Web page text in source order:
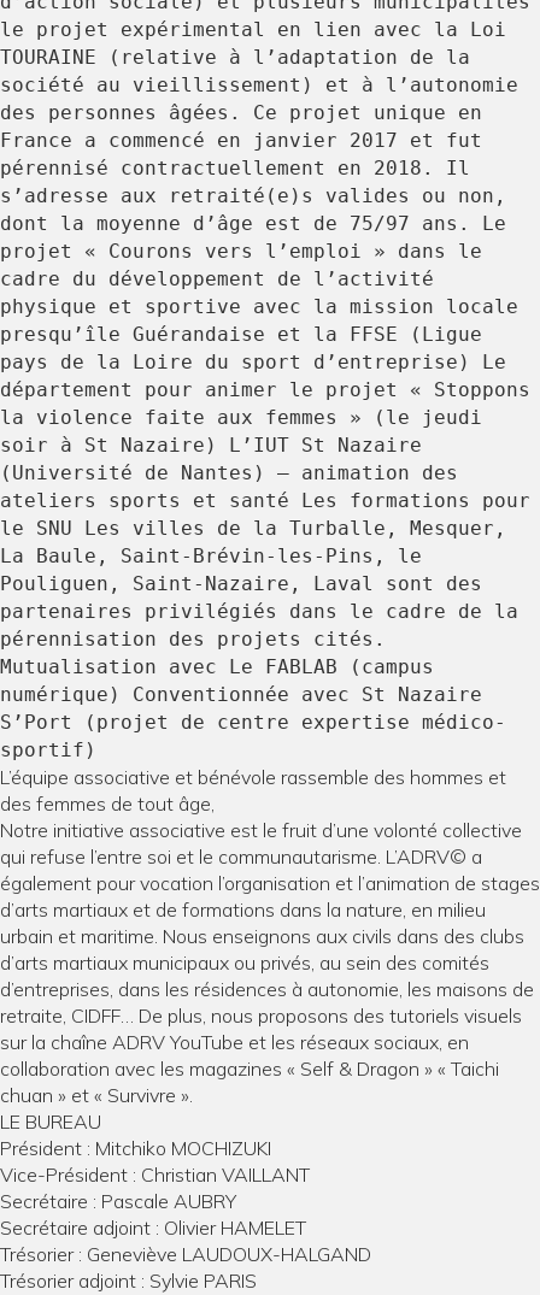
le projet expérimental en lien avec la Loi
TOURAINE (relative à l’adaptation de la
société au vieillissement) et à l’autonomie
des personnes âgées. Ce projet unique en
France a commencé en janvier 2017 et fut
pérennisé contractuellement en 2018. Il
s’adresse aux retraité(e)s valides ou non,
dont la moyenne d’âge est de 75/97 ans. Le
projet « Courons vers l’emploi » dans le
cadre du développement de l’activité
physique et sportive avec la mission locale
presqu’île Guérandaise et la FFSE (Ligue
pays de la Loire du sport d’entreprise) Le
département pour animer le projet « Stoppons
la violence faite aux femmes » (le jeudi
soir à St Nazaire) L’IUT St Nazaire
(Université de Nantes) – animation des
ateliers sports et santé Les formations pour
le SNU Les villes de la Turballe, Mesquer,
La Baule, Saint-Brévin-les-Pins, le
Pouliguen, Saint-Nazaire, Laval sont des
partenaires privilégiés dans le cadre de la
pérennisation des projets cités.
Mutualisation avec Le FABLAB (campus
numérique) Conventionnée avec St Nazaire
S’Port (projet de centre expertise médico-
sportif)
L’équipe associative et bénévole rassemble des hommes et
des femmes de tout âge,
Notre initiative associative est le fruit d’une volonté collective
qui refuse l’entre soi et le communautarisme. L’ADRV© a
également pour vocation l’organisation et l’animation de stages
d’arts martiaux et de formations dans la nature, en milieu
urbain et maritime. Nous enseignons aux civils dans des clubs
d’arts martiaux municipaux ou privés, au sein des comités
d’entreprises, dans les résidences à autonomie, les maisons de
retraite, CIDFF… De plus, nous proposons des tutoriels visuels
sur la chaîne ADRV YouTube et les réseaux sociaux, en
collaboration avec les magazines « Self & Dragon » « Taichi
chuan » et « Survivre ».
LE BUREAU
Président : Mitchiko MOCHIZUKI
Vice-Président : Christian VAILLANT
Secrétaire : Pascale AUBRY
Secrétaire adjoint : Olivier HAMELET
Trésorier : Geneviève LAUDOUX-HALGAND
Trésorier adjoint : Sylvie PARIS